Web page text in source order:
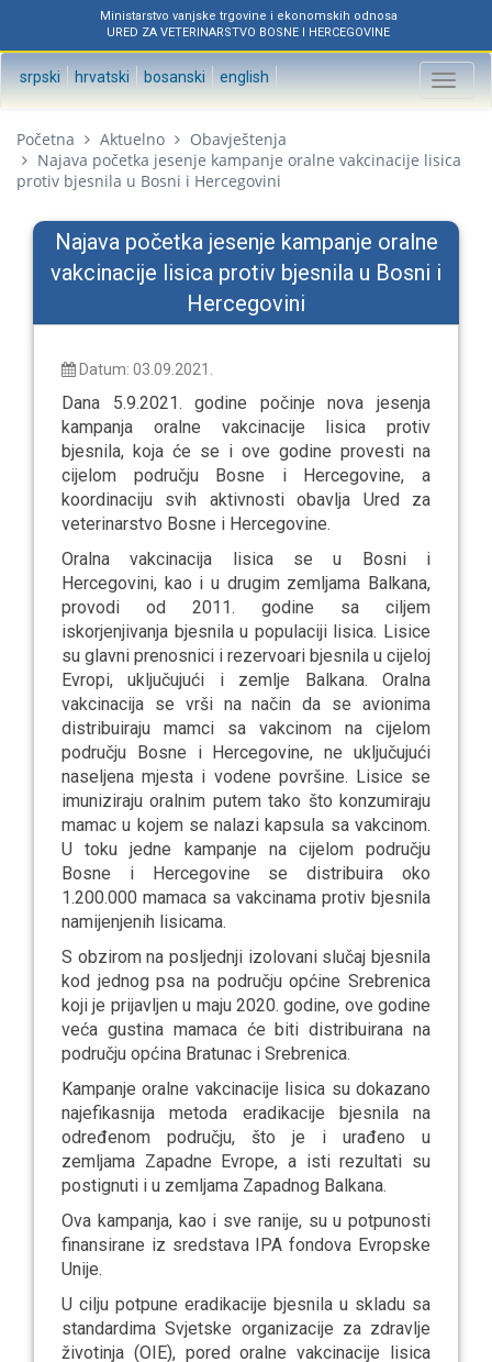
Ministarstvo vanjske trgovine i ekonomskih odnosa
URED ZA VETERINARSTVO BOSNE I HERCEGOVINE
srpski hrvatski bosanski english
Toggle
Početna Aktuelno
Obavještenja
Najava početka jesenje kampanje oralne vakcinacije lisica
protiv bjesnila u Bosni i Hercegovini
Najava početka jesenje kampanje oralne
vakcinacije lisica protiv bjesnila u Bosni i
Hercegovini
Datum: 03.09.2021.
Dana 5.9.2021. godine počinje nova jesenja
kampanja oralne vakcinacije lisica protiv
bjesnila, koja će se i ove godine provesti na
cijelom području Bosne i Hercegovine, a
koordinaciju svih aktivnosti obavlja Ured za
veterinarstvo Bosne i Hercegovine.
Oralna vakcinacija lisica se u Bosni i
Hercegovini, kao i u drugim zemljama Balkana,
provodi od 2011. godine sa ciljem
iskorjenjivanja bjesnila u populaciji lisica. Lisice
su glavni prenosnici i rezervoari bjesnila u cijeloj
Evropi, uključujući i zemlje Balkana. Oralna
vakcinacija se vrši na način da se avionima
distribuiraju mamci sa vakcinom na cijelom
području Bosne i Hercegovine, ne uključujući
naseljena mjesta i vodene površine. Lisice se
imuniziraju oralnim putem tako što konzumiraju
mamac u kojem se nalazi kapsula sa vakcinom.
U toku jedne kampanje na cijelom području
Bosne i Hercegovine se distribuira oko
1.200.000 mamaca sa vakcinama protiv bjesnila
namijenjenih lisicama.
S obzirom na posljednji izolovani slučaj bjesnila
kod jednog psa na području općine Srebrenica
koji je prijavljen u maju 2020. godine, ove godine
veća gustina mamaca će biti distribuirana na
području općina Bratunac i Srebrenica.
Kampanje oralne vakcinacije lisica su dokazano
najefikasnija metoda eradikacije bjesnila na
određenom području, što je i urađeno u
zemljama Zapadne Evrope, a isti rezultati su
postignuti i u zemljama Zapadnog Balkana.
Ova kampanja, kao i sve ranije, su u potpunosti
finansirane iz sredstava IPA fondova Evropske
Unije.
U cilju potpune eradikacije bjesnila u skladu sa
standardima Svjetske organizacije za zdravlje
životinja (OIE), pored oralne vakcinacije lisica